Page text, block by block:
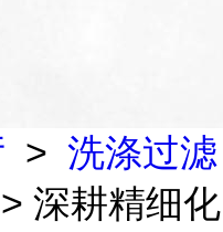
> 洗涤过滤
> 深耕精细化